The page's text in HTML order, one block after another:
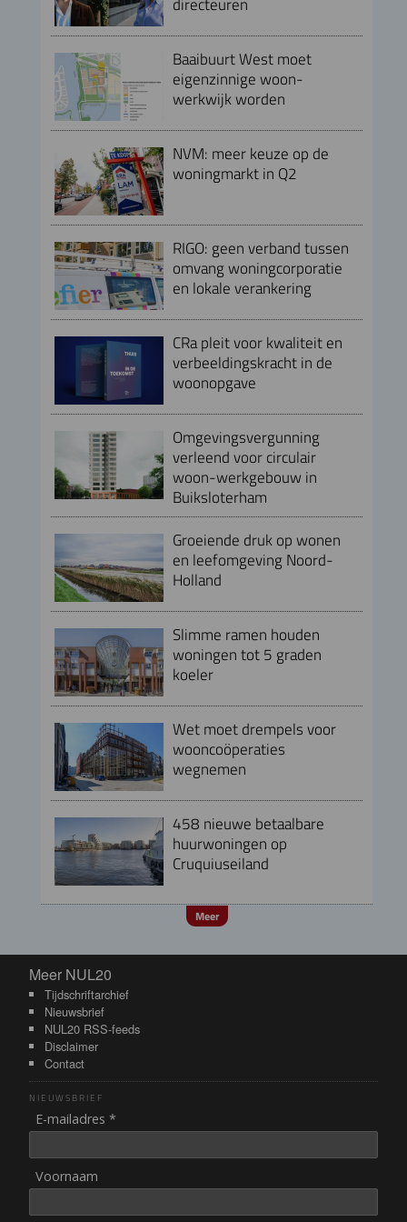
Baaibuurt West moet
eigenzinnige woon-
werkwijk worden
NVM: meer keuze op de
woningmarkt in Q2
RIGO: geen verband tussen
omvang woningcorporatie
en lokale verankering
CRa pleit voor kwaliteit en
verbeeldingskracht in de
woonopgave
Omgevingsvergunning
verleend voor circulair
woon-werkgebouw in
Buiksloterham
Groeiende druk op wonen
en leefomgeving Noord-
Holland
Slimme ramen houden
woningen tot 5 graden
koeler
Wet moet drempels voor
wooncoöperaties
wegnemen
458 nieuwe betaalbare
huurwoningen op
Cruquiuseiland
Meer
Meer NUL20
Meer NUL20
Tijdschriftarchief
Nieuwsbrief
NUL20 RSS-feeds
Disclaimer
Contact
NIEUWSBRIEF
E-mailadres *
Voornaam